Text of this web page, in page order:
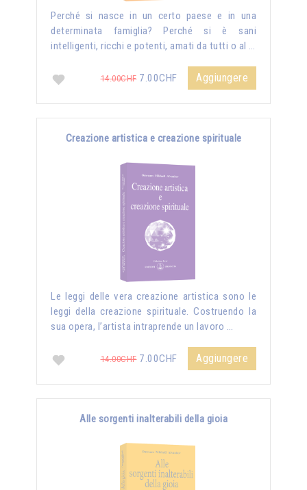
Perché si nasce in un certo paese e in una
determinata famiglia? Perché si è sani
intelligenti, ricchi e potenti, amati da tutti o al …
14.00CHF7.00CHF Aggiungere
Creazione artistica e creazione spirituale
Le leggi delle vera creazione artistica sono le
leggi della creazione spirituale. Costruendo la
sua opera, l’artista intraprende un lavoro …
14.00CHF7.00CHF Aggiungere
Alle sorgenti inalterabili della gioia